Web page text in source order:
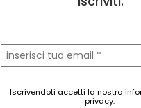
la
tua
email
Iscrivendoti accetti la nostra
privacy.
Pittura, Natura